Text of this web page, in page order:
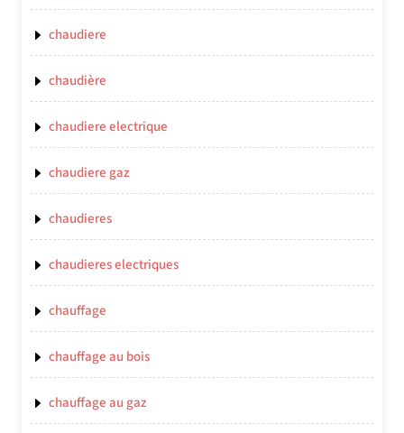
chaudiere
chaudière
chaudiere electrique
chaudiere gaz
chaudieres
chaudieres electriques
chauffage
chauffage au bois
chauffage au gaz